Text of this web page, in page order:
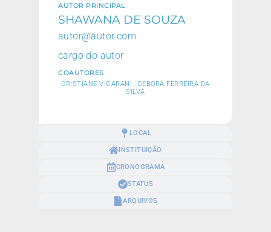
LOCAL
INSTITUIÇÃO
CRONOGRAMA
STATUS
ARQUIVOS
AUTOR PRINCIPAL
SHAWANA DE SOUZA
autor@autor.com
cargo do autor
COAUTORES
CRISTIANE VIGARANI , DEBORA FERREIRA DA
SILVA